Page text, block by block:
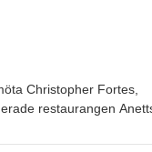
Christopher Fortes,
restaurangen
sju Sugoi-